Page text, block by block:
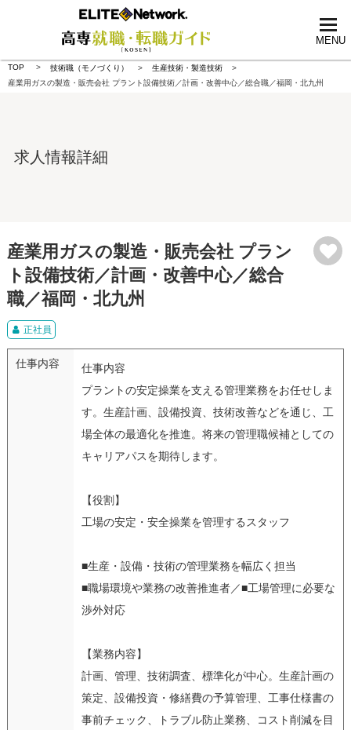
MENU
TOP 技術職（モノづくり）
生産技術・製造技術
産業用ガスの製造・販売会社 プラント設備技術／計画・改善中心／総合職／福岡・北九州
求人情報詳細
産業用ガスの製造・販売会社 プラン
ト設備技術／計画・改善中心／総合
職／福岡・北九州
正社員
仕事内容
仕事内容
プラントの安定操業を支える管理業務をお任せしま
す。生産計画、設備投資、技術改善などを通じ、工
場全体の最適化を推進。将来の管理職候補としての
キャリアパスを期待します。
【役割】
工場の安定・安全操業を管理するスタッフ
■生産・設備・技術の管理業務を幅広く担当
■職場環境や業務の改善推進者／■工場管理に必要な
渉外対応
【業務内容】
計画、管理、技術調査、標準化が中心。生産計画の
策定、設備投資・修繕費の予算管理、工事仕様書の
事前チェック、トラブル防止業務、コスト削減を目